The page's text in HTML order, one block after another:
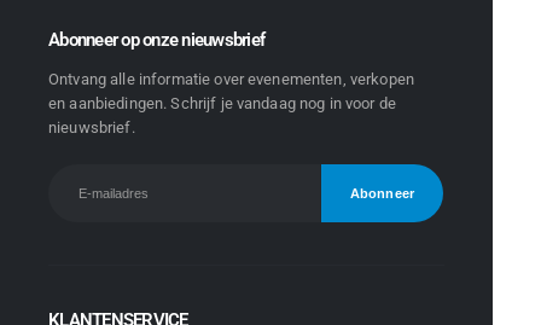
Abonneer op onze nieuwsbrief
Ontvang alle informatie over evenementen, verkopen
en aanbiedingen. Schrijf je vandaag nog in voor de
nieuwsbrief.
KLANTENSERVICE